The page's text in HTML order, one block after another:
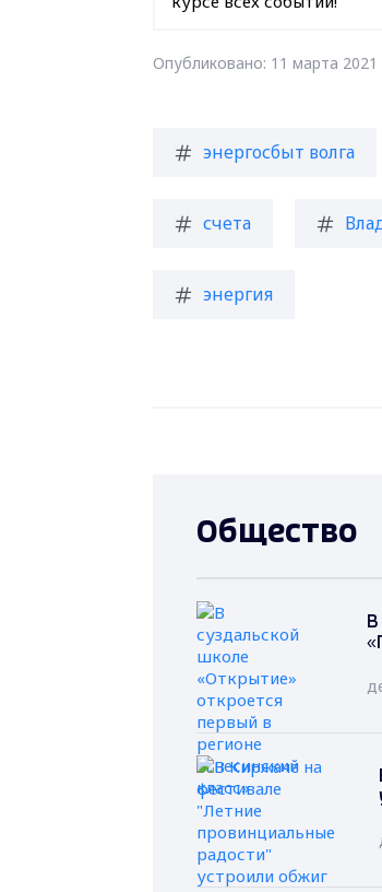
Опубликовано: 11 марта 2021
энергосбыт волга
счета
энергия
Общество
В